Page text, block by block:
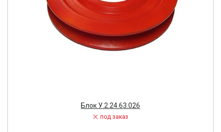
Блок У.2.24.63.026
под заказ